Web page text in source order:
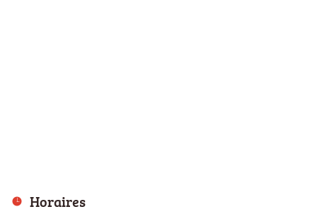
Horaires